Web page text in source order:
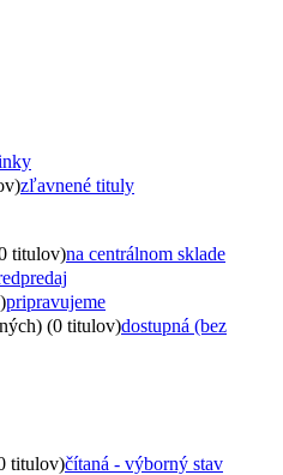
zľavnené tituly
titulov)na centrálnom sklade
pripravujeme
(0 titulov)dostupná (bez
titulov)čítaná - výborný stav